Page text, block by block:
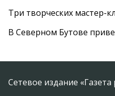
Три творческих мастер-
В Северном Бутове
Сетевое издание